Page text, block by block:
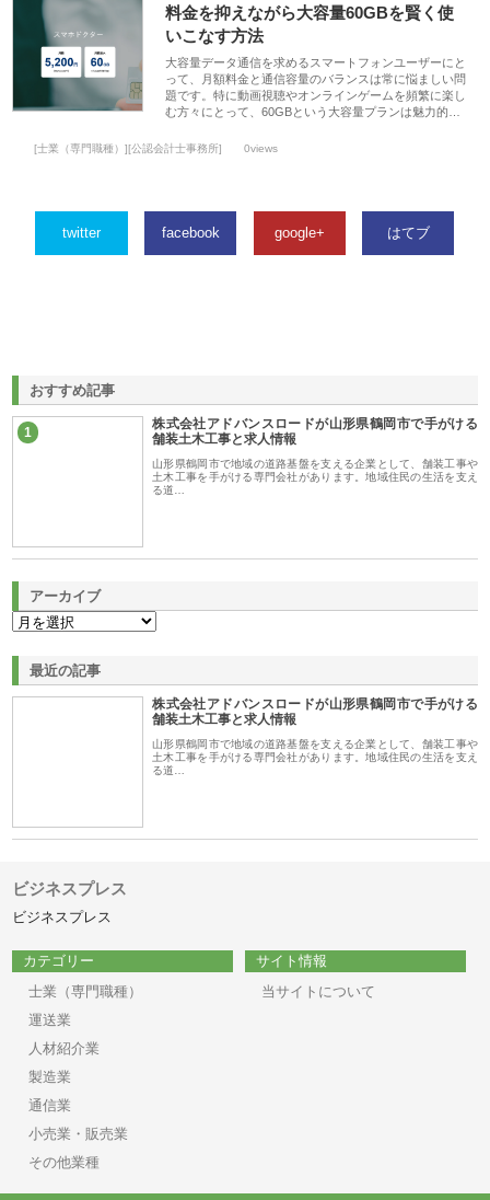
料金を抑えながら大容量60GBを賢く使
いこなす方法
大容量データ通信を求めるスマートフォンユーザーにと
って、月額料金と通信容量のバランスは常に悩ましい問
題です。特に動画視聴やオンラインゲームを頻繁に楽し
む方々にとって、60GBという大容量プランは魅力的…
[士業（専門職種）][公認会計士事務所] 0views
twitter facebook google+ はてブ
おすすめ記事
1
株式会社アドバンスロードが山形県鶴岡市で手がける
舗装土木工事と求人情報
山形県鶴岡市で地域の道路基盤を支える企業として、舗装工事や
土木工事を手がける専門会社があります。地域住民の生活を支え
る道…
アーカイブ
最近の記事
株式会社アドバンスロードが山形県鶴岡市で手がける
舗装土木工事と求人情報
山形県鶴岡市で地域の道路基盤を支える企業として、舗装工事や
土木工事を手がける専門会社があります。地域住民の生活を支え
る道…
ビジネスプレス
ビジネスプレス
カテゴリー
士業（専門職種）
運送業
人材紹介業
製造業
通信業
小売業・販売業
その他業種
サイト情報
当サイトについて